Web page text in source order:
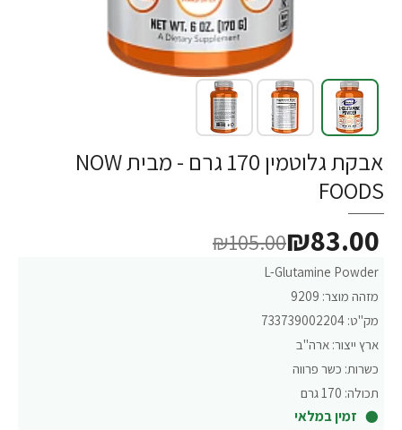
אבקת גלוטמין 170 גרם - מבית NOW
FOODS
L-Glutamine Powder
מזהה מוצר: 9209
מק"ט: 733739002204
ארץ ייצור: ארה"ב
כשרות: כשר פרווה
תכולה: 170 גרם
זמין במלאי
₪83.00
₪105.00